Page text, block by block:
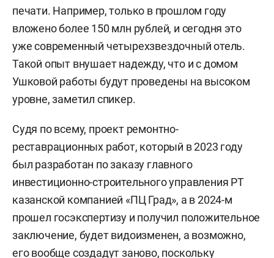
печати. Например, только в прошлом году
вложено более 150 млн рублей, и сегодня это
уже современный четырехзвездочный отель.
Такой опыт внушает надежду, что и с домом
Ушковой работы будут проведены на высоком
уровне, заметил спикер.
Судя по всему, проект ремонтно-
реставрационных работ, который в 2023 году
был разработан по заказу главного
инвестиционно-строительного управления РТ
казанской компанией «ПЦ Град», а в 2024-м
прошел госэкспертизу и получил положительное
заключение, будет видоизменен, а возможно,
его вообще создадут заново, поскольку